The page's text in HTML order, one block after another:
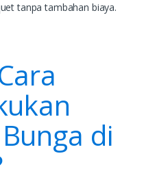
tanpa tambahan biaya.
di